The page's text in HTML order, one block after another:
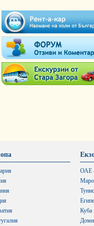
ОАЕ
Тунис
Куба